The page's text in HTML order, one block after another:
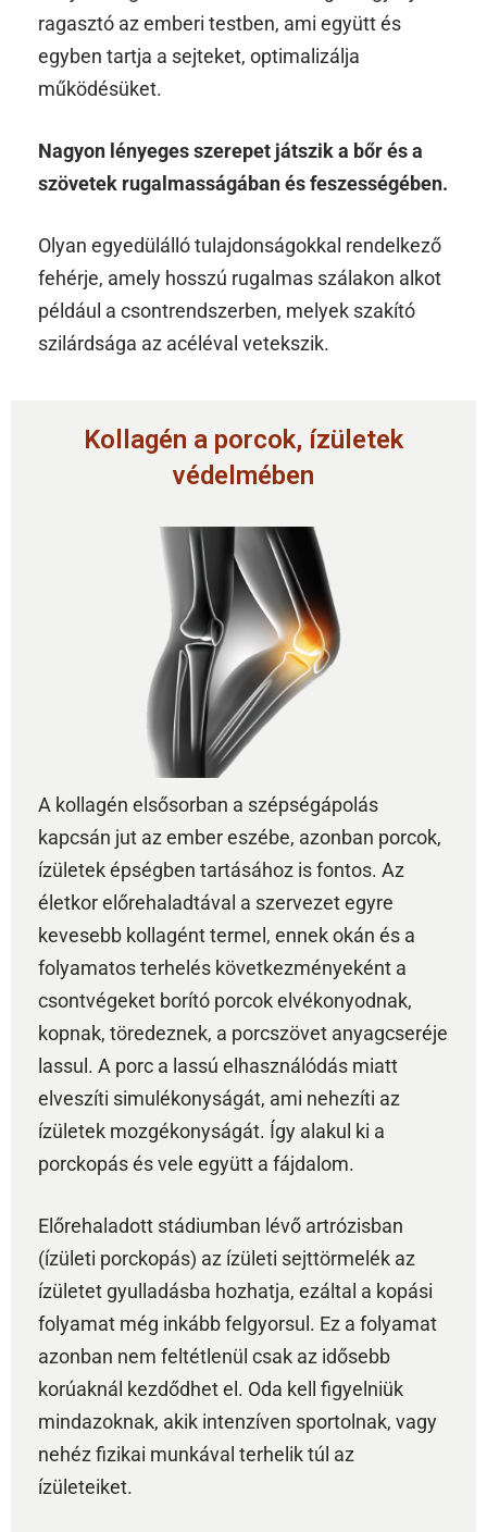
ragasztó az emberi testben, ami együtt és
egyben tartja a sejteket, optimalizálja
működésüket.
Nagyon lényeges szerepet játszik a bőr és a
szövetek rugalmasságában és feszességében.
Olyan egyedülálló tulajdonságokkal rendelkező
fehérje, amely hosszú rugalmas szálakon alkot
például a csontrendszerben, melyek szakító
szilárdsága az acéléval vetekszik.
Kollagén a porcok, ízületek
védelmében
A kollagén elsősorban a szépségápolás
kapcsán jut az ember eszébe, azonban porcok,
ízületek épségben tartásához is fontos. Az
életkor előrehaladtával a szervezet egyre
kevesebb kollagént termel, ennek okán és a
folyamatos terhelés következményeként a
csontvégeket borító porcok elvékonyodnak,
kopnak, töredeznek, a porcszövet anyagcseréje
lassul. A porc a lassú elhasználódás miatt
elveszíti simulékonyságát, ami nehezíti az
ízületek mozgékonyságát. Így alakul ki a
porckopás és vele együtt a fájdalom.
Előrehaladott stádiumban lévő artrózisban
(ízületi porckopás) az ízületi sejttörmelék az
ízületet gyulladásba hozhatja, ezáltal a kopási
folyamat még inkább felgyorsul. Ez a folyamat
azonban nem feltétlenül csak az idősebb
korúaknál kezdődhet el. Oda kell figyelniük
mindazoknak, akik intenzíven sportolnak, vagy
nehéz fizikai munkával terhelik túl az
ízületeiket.